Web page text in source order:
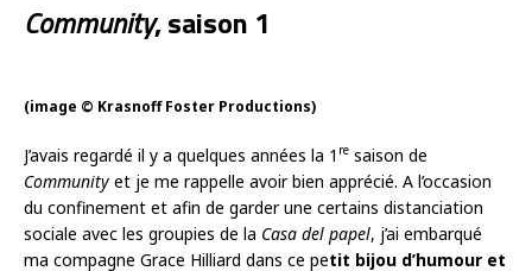
Community, saison 1
(image © Krasnoff Foster Productions)
J’avais regardé il y a quelques années la 1 re saison de
Community et je me rappelle avoir bien apprécié. A l’occasion
du confinement et afin de garder une certains distanciation
sociale avec les groupies de la Casa del papel, j’ai embarqué
ma compagne Grace Hilliard dans ce petit bijou d’humour et